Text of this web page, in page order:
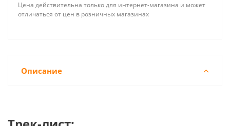
Цена действительна только для интернет-магазина и может
отличаться от цен в розничных магазинах
Описание